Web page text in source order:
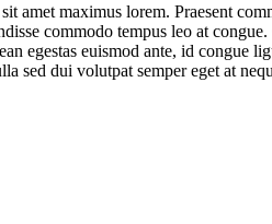
maximus lorem. Praesent
commodo tempus leo at
egestas euismod ante, id congue
sed dui volutpat semper eget at